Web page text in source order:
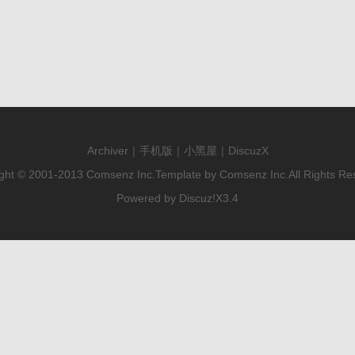
Archiver | 手机版 | 小黑屋 | DiscuzX
© 2001-2013 Comsenz Inc. Template by Comsenz Inc. All Rights
Powered by Discuz!X3.4